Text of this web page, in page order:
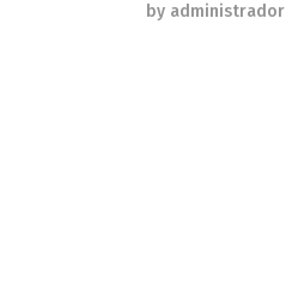
by administrador